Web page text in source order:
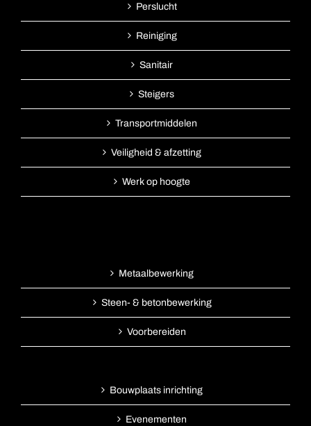
Perslucht
Reiniging
Sanitair
Steigers
Transportmiddelen
Veiligheid & afzetting
Werk op hoogte
Metaalbewerking
Steen- & betonbewerking
Voorbereiden
Bouwplaats inrichting
Evenementen